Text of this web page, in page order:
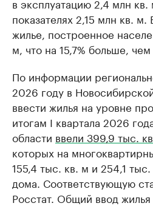
показателях 2,15 млн кв.
жилье, построенное
м, что на 15,7% больше,
По информации
2026 году в
ввести жилья на уровне
итогам I квартала 2026
области ввели 399,9 тыс.
которых на
155,4 тыс. кв. м и 254,1
дома. Соответствующую
Росстат. Общий ввод